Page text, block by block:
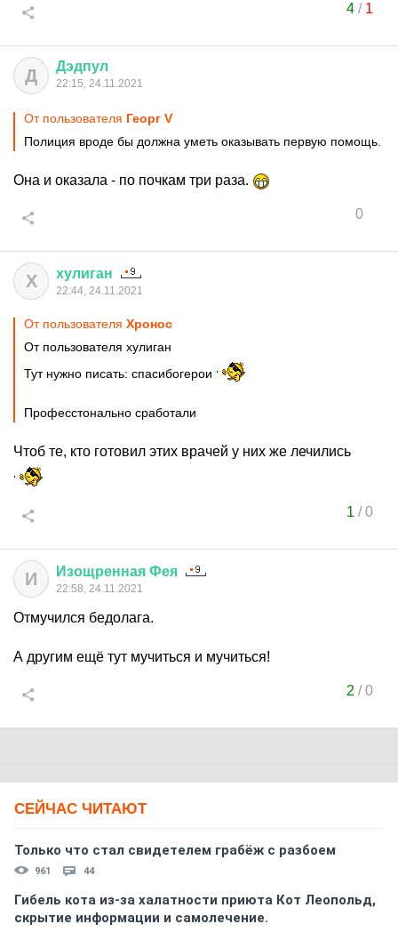
4/ 1
Д Дэдпул
22:15, 24.11.2021
От пользователя Георг V
Полиция вроде бы должна уметь оказывать первую помощь.
Она и оказала - по почкам три раза.
0
Х хулиган
22:44, 24.11.2021
От пользователя Хронос
От пользователя хулиган
Тут нужно писать: спасибогерои
Професстонально сработали
Чтоб те, кто готовил этих врачей у них же лечились
1 /0
И Изощренная Фея
22:58, 24.11.2021
Отмучился бедолага.
А другим ещё тут мучиться и мучиться!
2 /0
СЕЙЧАС ЧИТАЮТ
Только что стал свидетелем грабёж с разбоем
961 44
Гибель кота из-за халатности приюта Кот Леопольд,
скрытиe информации и самолечение.